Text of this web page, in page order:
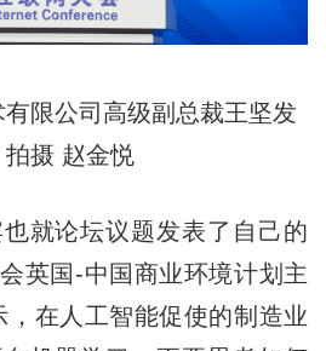
有限公司高级副总裁王坚发
拍摄 赵金悦
论坛议题发表了自己的
英国-中国商业环境计划主
，在人工智能促使的制造业